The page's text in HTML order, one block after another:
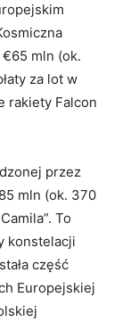
mln (ok.
za lot w
rakiety Falcon
przez
mln (ok. 370
To
konstelacji
część
Europejskiej